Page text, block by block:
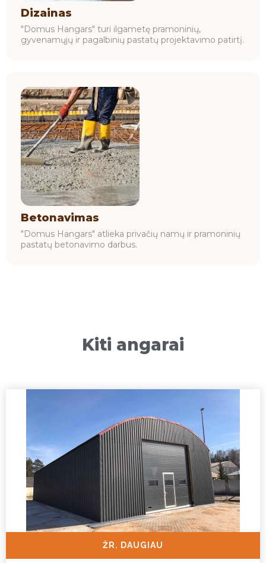
Dizainas
"Domus Hangars" turi ilgametę pramoninių,
gyvenamųjų ir pagalbinių pastatų projektavimo patirtį.
Betonavimas
"Domus Hangars" atlieka privačių namų ir pramoninių
pastatų betonavimo darbus.
Kiti angarai
ŽR. DAUGIAU